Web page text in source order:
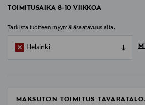
TOIMITUSAIKA 8-10 VIIKKOA
Tarkista tuotteen myymäläsaatavuus alta.
Helsinki
MAKSUTON TOIMITUS